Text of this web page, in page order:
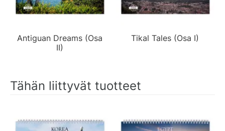
Antiguan Dreams (Osa
II)
Tikal Tales (Osa I)
Tähän liittyvät tuotteet